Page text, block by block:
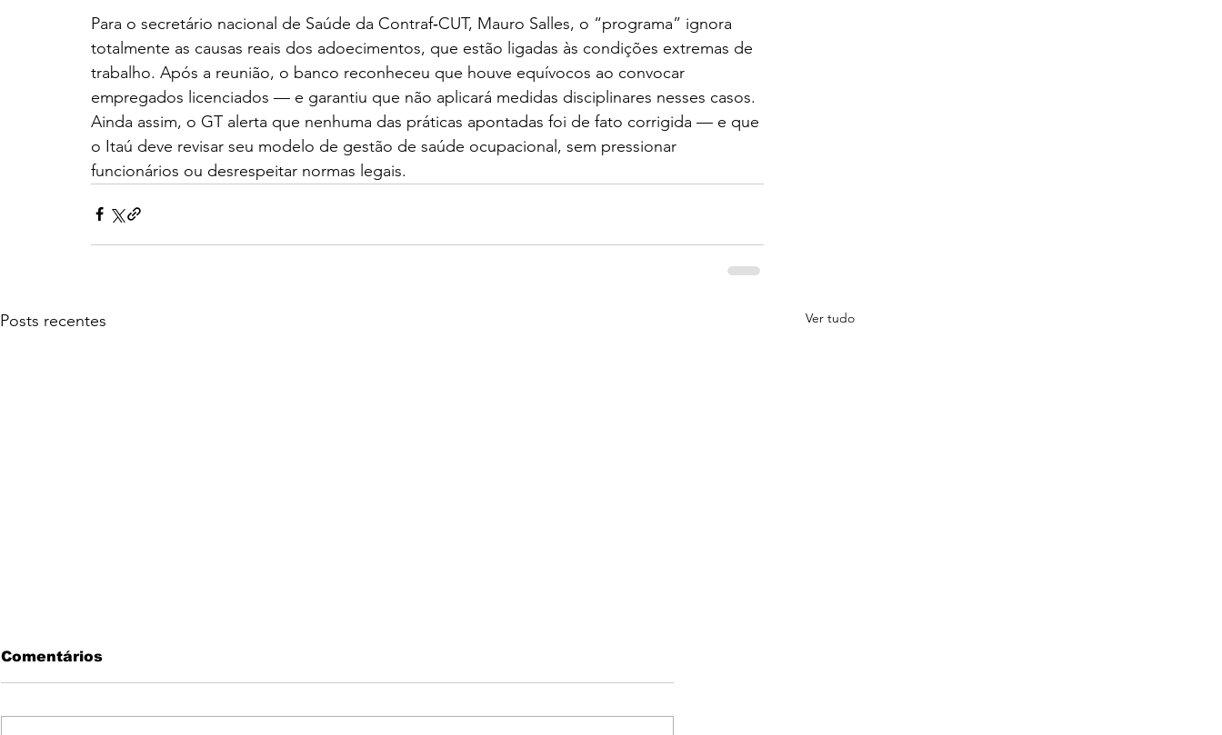
Para o secretário nacional de Saúde da Contraf‑CUT, Mauro Salles, o “programa” ignora
totalmente as causas reais dos adoecimentos, que estão ligadas às condições extremas de
trabalho. Após a reunião, o banco reconheceu que houve equívocos ao convocar
empregados licenciados — e garantiu que não aplicará medidas disciplinares nesses casos.
Ainda assim, o GT alerta que nenhuma das práticas apontadas foi de fato corrigida — e que
o Itaú deve revisar seu modelo de gestão de saúde ocupacional, sem pressionar
funcionários ou desrespeitar normas legais.
Posts recentes Ver tudo
Comentários